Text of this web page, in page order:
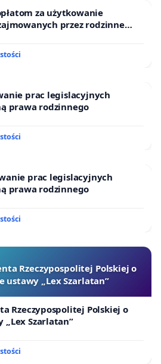
za użytkowanie
przez rodzinne
prac legislacyjnych
prawa rodzinnego
prac legislacyjnych
prawa rodzinnego
Rzeczypospolitej Polskiej o
ustawy „Lex Szarlatan”
Rzeczypospolitej Polskiej o
Szarlatan”